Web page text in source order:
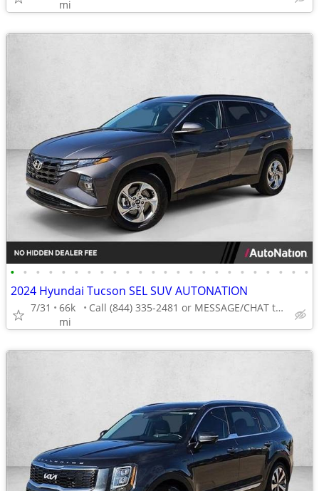
mi
• • • • • • • • • • • • • • • • • • • • • • • •
2024 Hyundai Tucson SEL SUV AUTONATION
7/31
66k
mi
Call (844) 335-2481 or MESSAGE/CHAT to confirm availability